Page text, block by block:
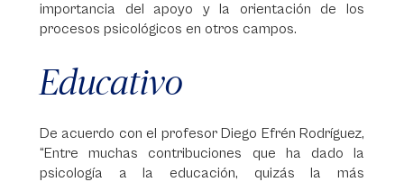
importancia del apoyo y la orientación de los
procesos psicológicos en otros campos.
Educativo
De acuerdo con el profesor Diego Efrén Rodríguez,
“Entre muchas contribuciones que ha dado la
psicología a la educación, quizás la más